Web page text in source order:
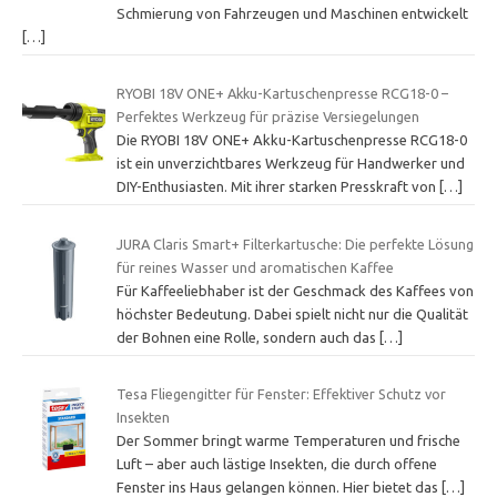
Schmierung von Fahrzeugen und Maschinen entwickelt
[…]
RYOBI 18V ONE+ Akku-Kartuschenpresse RCG18-0 –
Perfektes Werkzeug für präzise Versiegelungen
Die RYOBI 18V ONE+ Akku-Kartuschenpresse RCG18-0
ist ein unverzichtbares Werkzeug für Handwerker und
DIY-Enthusiasten. Mit ihrer starken Presskraft von
[…]
JURA Claris Smart+ Filterkartusche: Die perfekte Lösung
für reines Wasser und aromatischen Kaffee
Für Kaffeeliebhaber ist der Geschmack des Kaffees von
höchster Bedeutung. Dabei spielt nicht nur die Qualität
der Bohnen eine Rolle, sondern auch das
[…]
Tesa Fliegengitter für Fenster: Effektiver Schutz vor
Insekten
Der Sommer bringt warme Temperaturen und frische
Luft – aber auch lästige Insekten, die durch offene
Fenster ins Haus gelangen können. Hier bietet das
[…]